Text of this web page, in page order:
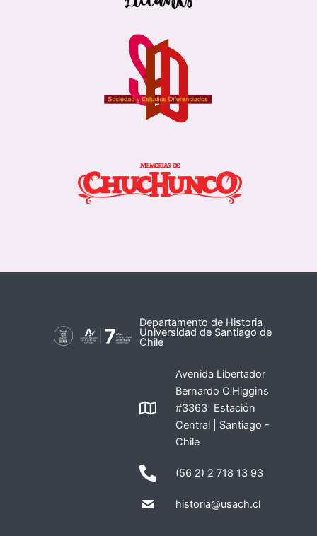
Departamento de Historia
Universidad de Santiago de
Chile
Avenida Libertador
Bernardo O'Higgins
#3363 Estación
Central | Santiago -
Chile
(56 2) 2 718 13 93
historia@usach.cl